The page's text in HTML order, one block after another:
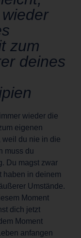
zum
deines
wieder die
eigenen
weil du nie in die
muss du
Du magst zwar
haben in deinem
Umstände.
Moment
dich jetzt
Moment
anfangen